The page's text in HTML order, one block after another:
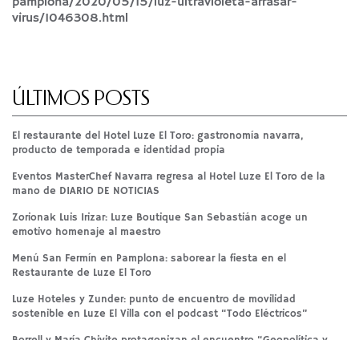
virus/1046308.html
ÚLTIMOS POSTS
El restaurante del Hotel Luze El Toro: gastronomía navarra,
producto de temporada e identidad propia
Eventos MasterChef Navarra regresa al Hotel Luze El Toro de la
mano de DIARIO DE NOTICIAS
Zorionak Luis Irizar: Luze Boutique San Sebastián acoge un
emotivo homenaje al maestro
Menú San Fermín en Pamplona: saborear la fiesta en el
Restaurante de Luze El Toro
Luze Hoteles y Zunder: punto de encuentro de movilidad
sostenible en Luze El Villa con el podcast “Todo Eléctricos”